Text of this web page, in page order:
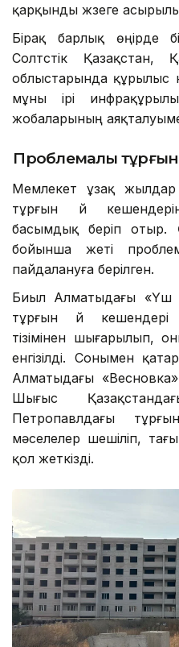
қарқынды жүзеге
Бірақ барлық өңірде
Солтүстік
облыстарында құрылыс
мұны ірі
жобаларының
Проблемалы тұрғын
Мемлекет ұзақ
тұрғын үй
басымдық беріп отыр.
бойынша жеті
пайдалануға берілген.
Биыл Алматыдағы «Үш
тұрғын үй
тізімінен шығарылып,
енгізілді. Сонымен
Алматыдағы
Шығыс
Петропавлдағы
мәселелер шешіліп,
қол жеткізді.